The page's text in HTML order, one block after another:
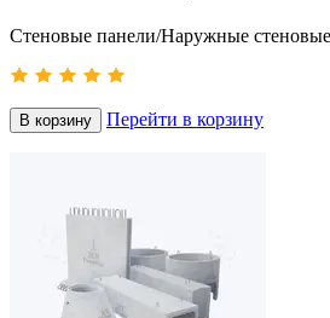
Стеновые панели/Наружные
В корзину Перейти в корзину